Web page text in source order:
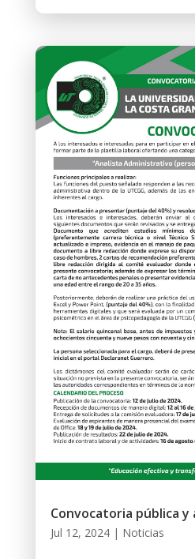
Convocatoria pública y
Jul 12, 2024| Noticias